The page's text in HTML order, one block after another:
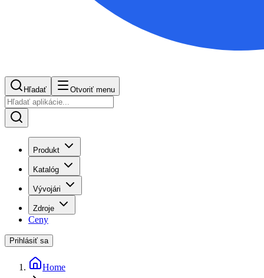
Hľadať Otvoriť menu
Produkt
Katalóg
Vývojári
Zdroje
Ceny
Prihlásiť sa
Home